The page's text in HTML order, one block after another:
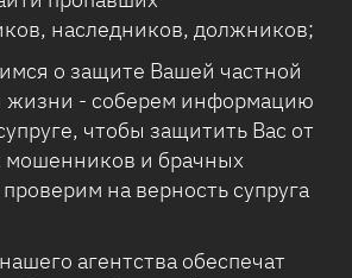
наследников, должников;
о защите Вашей частной
жизни - соберем информацию
чтобы защитить Вас от
и брачных
на верность супруга
агентства обеспечат